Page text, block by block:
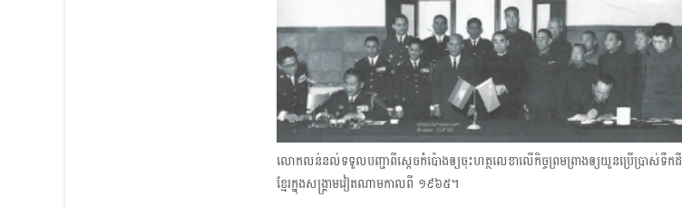
លោកលន់នល់ទទួលបញ្ជាពីស្ដេចកំប៉ោងឲ្យចុះហត្ថលេខាលើកិច្ចព្រមព្រាងឲ្យយួនប្រើប្រាស់ទឹកដី
ខ្មែរក្នុងសង្គ្រាមវៀតណាមកាលពី ១៩៦៥។